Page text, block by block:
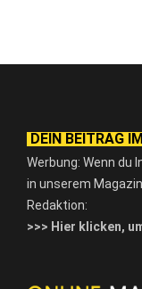
DEIN BEITRAG
Werbung: Wenn du
in unserem
Redaktion:
>>> Hier klicken,